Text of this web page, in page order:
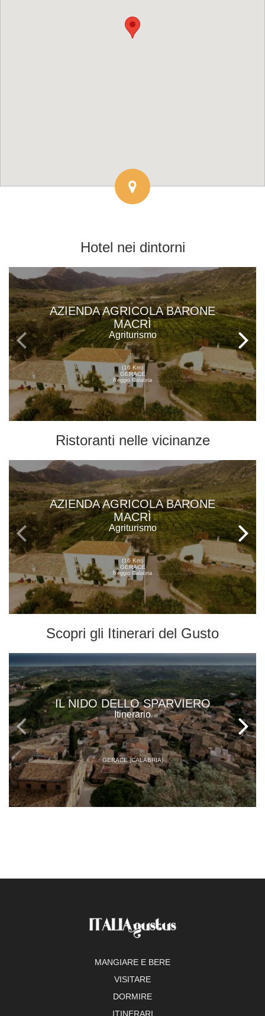
Hotel nei dintorni
AZIENDA AGRICOLA BARONE
MACRÌ
Agriturismo
(16 Km)
GERACE
Reggio Calabria
Ristoranti nelle vicinanze
AZIENDA AGRICOLA BARONE
MACRÌ
Agriturismo
(16 Km)
GERACE
Reggio Calabria
Scopri gli Itinerari del Gusto
IL NIDO DELLO SPARVIERO
Itinerario
GERACE (CALABRIA)
MANGIARE E BERE
VISITARE
DORMIRE
ITINERARI